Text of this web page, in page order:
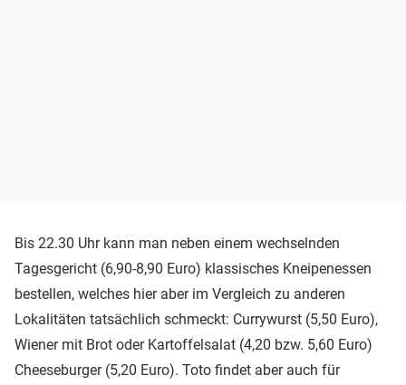
Bis 22.30 Uhr kann man neben einem wechselnden
Tagesgericht (6,90-8,90 Euro) klassisches Kneipenessen
bestellen, welches hier aber im Vergleich zu anderen
Lokalitäten tatsächlich schmeckt: Currywurst (5,50 Euro),
Wiener mit Brot oder Kartoffelsalat (4,20 bzw. 5,60 Euro)
Cheeseburger (5,20 Euro). Toto findet aber auch für